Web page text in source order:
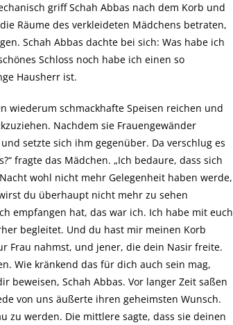
griff Schah Abbas nach dem Korb und
Räume des verkleideten Mädchens betraten,
Schah Abbas dachte bei sich: Was habe ich
Schloss noch habe ich einen so
Hausherr ist.
wiederum schmackhafte Speisen reichen und
Nachdem sie Frauengewänder
setzte sich ihm gegenüber. Da verschlug es
fragte das Mädchen. „Ich bedaure, dass sich
wohl nicht mehr Gelegenheit haben werde,
du überhaupt nicht mehr zu sehen
empfangen hat, das war ich. Ich habe mit euch
begleitet. Und du hast mir meinen Korb
Frau nahmst, und jener, die dein Nasir freite.
Wie kränkend das für dich auch sein mag,
beweisen, Schah Abbas. Vor langer Zeit saßen
von uns äußerte ihren geheimsten Wunsch.
zu werden. Die mittlere sagte, dass sie deinen